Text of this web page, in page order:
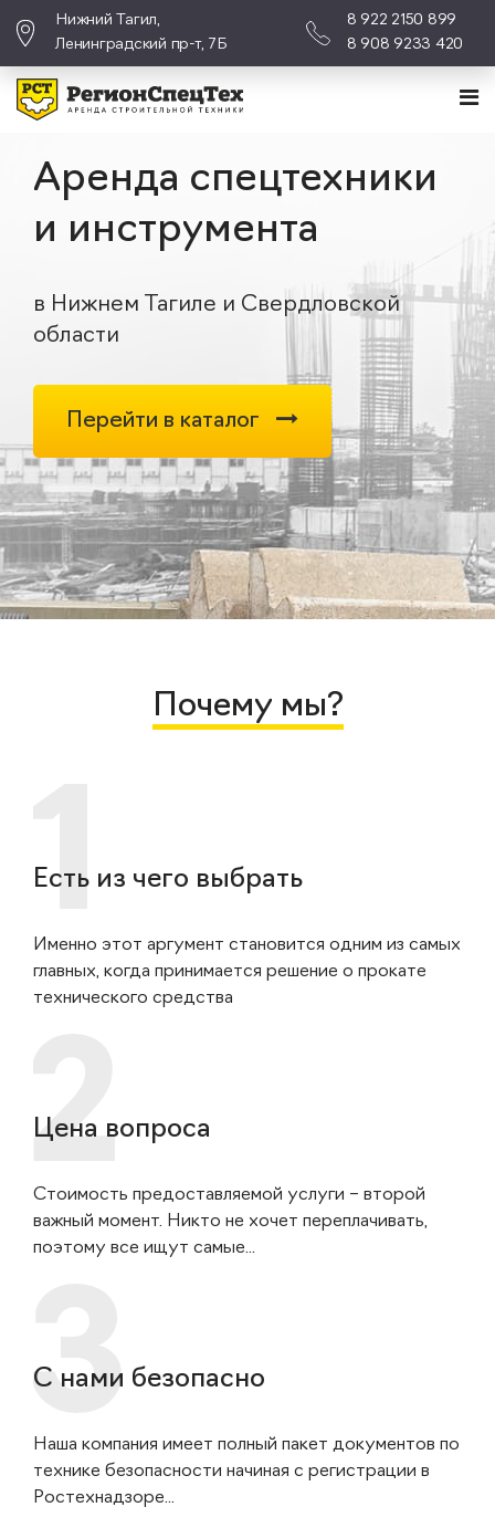
Нижний Тагил,
Ленинградский пр-т, 7Б
8 922 2150 899
8 908 9233 420
Аренда спецтехники
и инструмента
в Нижнем Тагиле и Свердловской
области
Перейти в каталог
Почему мы?
Есть из чего выбрать
Именно этот аргумент становится одним из самых
главных, когда принимается решение о прокате
технического средства
Цена вопроса
Стоимость предоставляемой услуги – второй
важный момент. Никто не хочет переплачивать,
поэтому все ищут самые...
С нами безопасно
Наша компания имеет полный пакет документов по
технике безопасности начиная с регистрации в
Ростехнадзоре...